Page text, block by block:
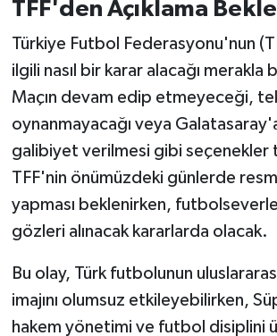
TFF'den Açıklama
Türkiye Futbol Federasyonu'nun
ilgili nasıl bir karar alacağı merakla
Maçın devam edip etmeyeceği,
oynanmayacağı veya
galibiyet verilmesi gibi seçenekler
TFF'nin önümüzdeki günlerde
yapması beklenirken,
gözleri alınacak kararlarda olacak.
Bu olay, Türk futbolunun
imajını olumsuz etkileyebilirken,
hakem yönetimi ve futbol disiplini